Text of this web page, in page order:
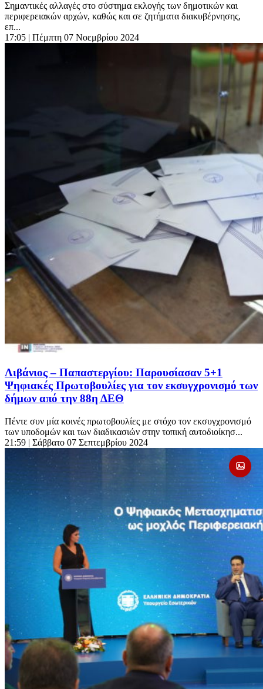
Σημαντικές αλλαγές στο σύστημα εκλογής των δημοτικών και
περιφερειακών αρχών, καθώς και σε ζητήματα διακυβέρνησης,
επ...
17:05 | Πέμπτη 07 Νοεμβρίου 2024
Λιβάνιος – Παπαστεργίου: Παρουσίασαν 5+1
Ψηφιακές Πρωτοβουλίες για τον εκσυγχρονισμό των
δήμων από την 88η ΔΕΘ
Πέντε συν μία κοινές πρωτοβουλίες με στόχο τον εκσυγχρονισμό
των υποδομών και των διαδικασιών στην τοπική αυτοδιοίκησ...
21:59 | Σάββατο 07 Σεπτεμβρίου 2024